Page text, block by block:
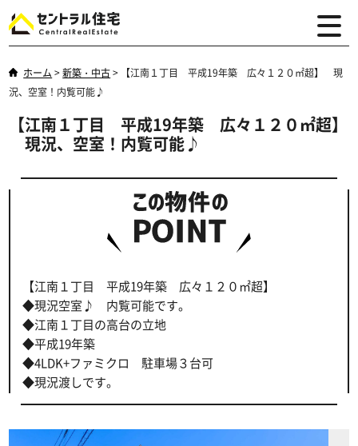
ホーム >新築・中古>
【江南１丁目 平成19年築 広々１２０㎡超】 現
況、空室！内覧可能♪
【江南１丁目 平成19年築 広々１２０㎡超】
現況、空室！内覧可能♪
【江南１丁目 平成19年築 広々１２０㎡超】
◆現況空室♪ 内覧可能です。
◆江南１丁目の高台の立地
◆平成19年築
◆4LDK+ファミクロ 駐車場３台可
◆現況渡しです。